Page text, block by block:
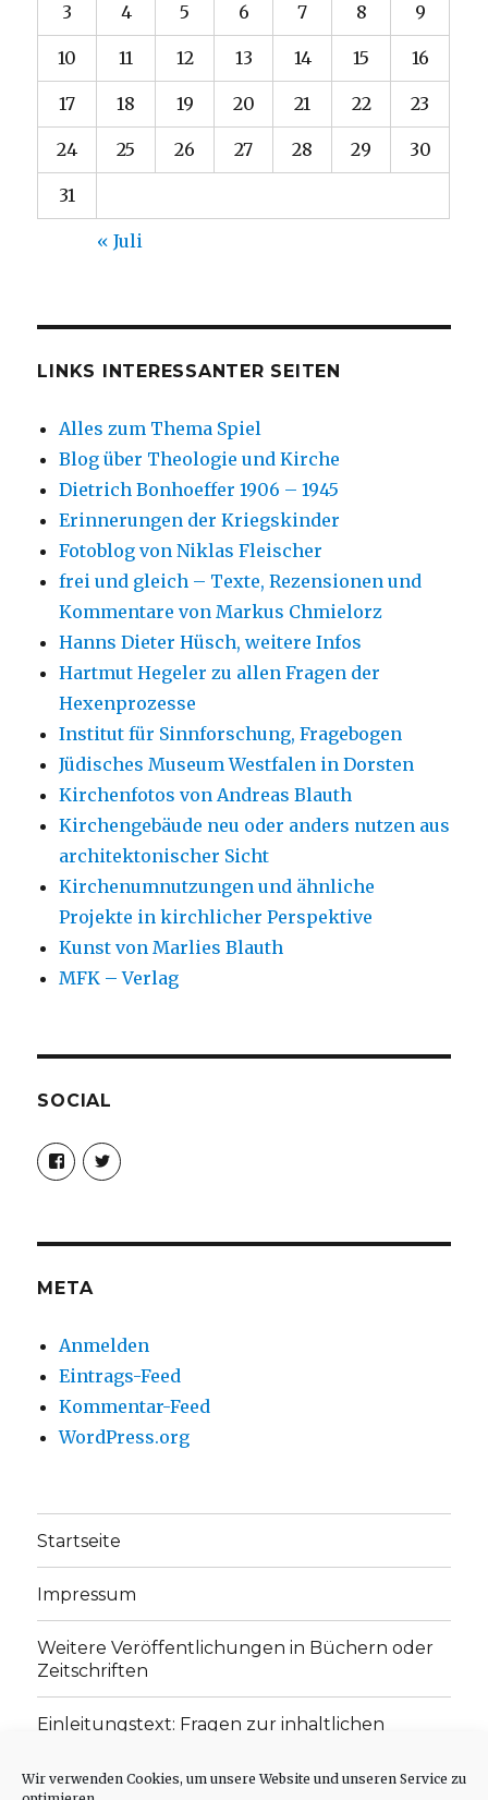
Wir verwenden Cookies, um unsere Website und unseren Service zu
3 4 5 6 7 8 9
10 11 12 13 14 15 16
17 18 19 20 21 22 23
24 25 26 27 28 29 30
31
« Juli
LINKS INTERESSANTER SEITEN
Alles zum Thema Spiel
Blog über Theologie und Kirche
Dietrich Bonhoeffer 1906 – 1945
Erinnerungen der Kriegskinder
Fotoblog von Niklas Fleischer
frei und gleich – Texte, Rezensionen und
Kommentare von Markus Chmielorz
Hanns Dieter Hüsch, weitere Infos
Hartmut Hegeler zu allen Fragen der
Hexenprozesse
Institut für Sinnforschung, Fragebogen
Jüdisches Museum Westfalen in Dorsten
Kirchenfotos von Andreas Blauth
Kirchengebäude neu oder anders nutzen aus
architektonischer Sicht
Kirchenumnutzungen und ähnliche
Projekte in kirchlicher Perspektive
Kunst von Marlies Blauth
MFK – Verlag
SOCIAL
Profil
von
christoph.fleischer1
anzeigen
Profil
von
anzeigen
META
Anmelden
Eintrags-Feed
Kommentar-Feed
WordPress.org
Startseite
Impressum
Weitere Veröffentlichungen in Büchern oder
Zeitschriften
Einleitungstext: Fragen zur inhaltlichen
„schwachen Glaubens“